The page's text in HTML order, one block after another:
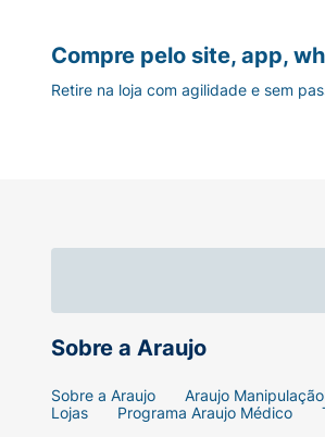
Modo de uso:
Aplique Sobre O
Sobre a Araujo
Sobre a Araujo Araujo Manipulação
Lojas
Programa Araujo Médico
Compre pelo site, app,
Retire na loja com agilidade e sem